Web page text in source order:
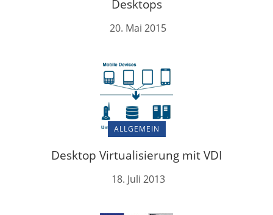
Desktops
20. Mai 2015
ALLGEMEIN
Desktop Virtualisierung mit VDI
18. Juli 2013